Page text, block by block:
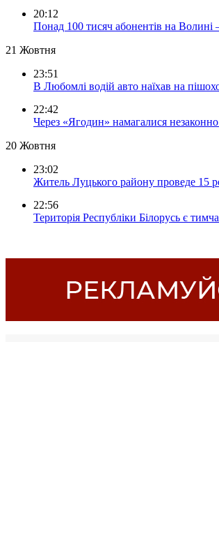
20:12
Понад 100 тисяч абонентів на Волині –
21 Жовтня
23:51
В Любомлі водій авто наїхав на
22:42
Через «Ягодин» намагалися
20 Жовтня
23:02
Житель Луцького району проведе 15
22:56
Територія Республіки Білорусь є